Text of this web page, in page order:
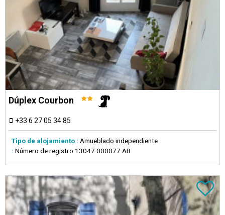
Dúplex Courbon
+33 6 27 05 34 85
Tipo de alojamiento : Amueblado independiente
: Número de registro 13047 000077 AB